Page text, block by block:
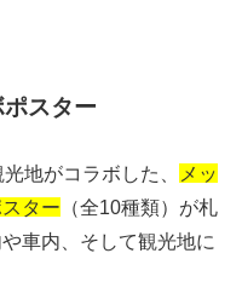
スター
地がコラボした、
メッ
ター （全10種類）が札
車内、そして観光地に